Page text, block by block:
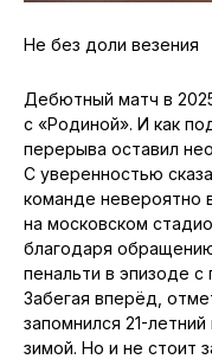
Не без доли везения
Дебютный матч в
с «Родиной». И как
перерыва оставил
С уверенностью
команде невероятно
на московском
благодаря
пенальти в эпизоде с
Забегая вперёд,
запомнился 21-
зимой. Но и не стоит